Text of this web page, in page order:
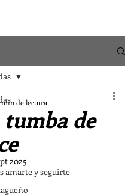
amarte y seguirte
de
de lectura
2025